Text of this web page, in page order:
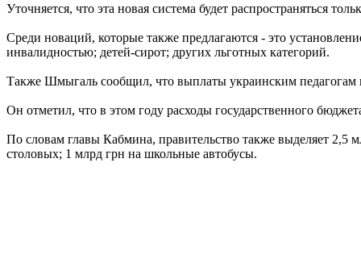
Уточняется, что эта новая система будет распространяться
Среди новаций, которые также предлагаются - это
инвалидностью; детей-сирот; других льготных категорий.
Также Шмыгаль сообщил, что выплаты украинским педагогам
Он отметил, что в этом году расходы государственного
По словам главы Кабмина, правительство также выделяет
столовых; 1 млрд грн на школьные автобусы.